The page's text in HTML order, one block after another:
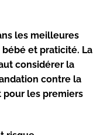
les meilleures
et praticité. La
considérer la
contre la
pour les premiers